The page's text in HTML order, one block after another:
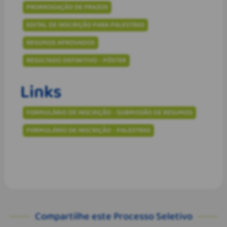
PRORROGAÇÃO DE PRAZOS
EDITAL DE INSCRIÇÃO PARA PALESTRAS
RESUMOS APROVADOS
RESULTADO DEFINITIVO - PÔSTER
Links
FORMULÁRIO DE INSCRIÇÃO - SUBMISSÃO DE RESUMOS
FORMULÁRIO DE INSCRIÇÃO - PALESTRAS
Compartilhe este Processo Seletivo